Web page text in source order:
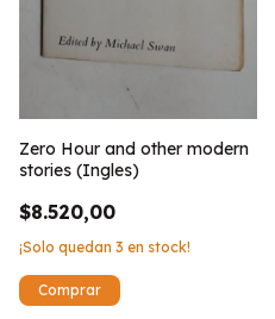
Zero Hour and other modern
stories (Ingles)
$8.520,00
¡Solo quedan 3 en stock!